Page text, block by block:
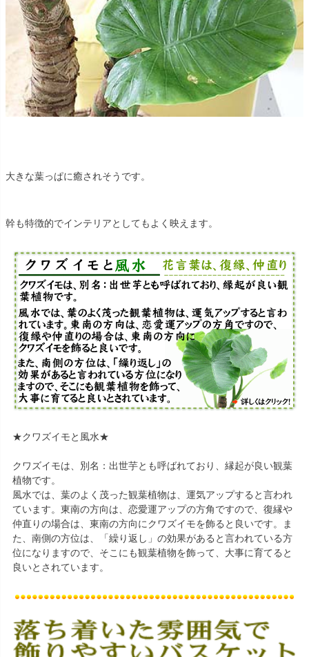
大きな葉っぱに癒されそうです。
幹も特徴的でインテリアとしてもよく映えます。
★クワズイモと風水★
クワズイモは、別名：出世芋とも呼ばれており、縁起が良い観葉
植物です。
風水では、葉のよく茂った観葉植物は、運気アップすると言われ
ています。東南の方向は、恋愛運アップの方角ですので、復縁や
仲直りの場合は、東南の方向にクワズイモを飾ると良いです。ま
た、南側の方位は、「繰り返し」の効果があると言われている方
位になりますので、そこにも観葉植物を飾って、大事に育てると
良いとされています。